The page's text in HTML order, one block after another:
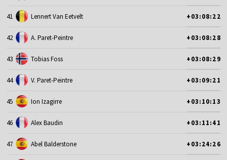
41 Lennert Van Eetvelt +03:08:22
42 A. Paret-Peintre +03:08:28
43 Tobias Foss +03:08:29
44 V. Paret-Peintre +03:09:21
45 Ion Izagirre +03:10:13
46 Alex Baudin +03:11:41
47 Abel Balderstone +03:24:26